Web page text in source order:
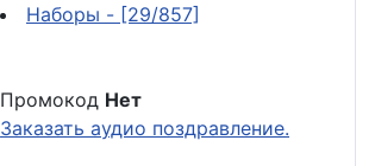
Наборы - [29/857]
Промокод Нет
Заказать аудио поздравление.